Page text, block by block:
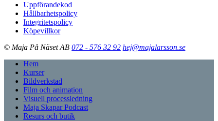
Uppförandekod
Hållbarhetspolicy
Integritetspolicy
Köpevillkor
© Maja På Näset AB 072 - 576 32 92 hej@majalarsson.se
Hem
Kurser
Bildverkstad
Film och animation
Visuell processledning
Maja Skapar Podcast
Resurs och butik